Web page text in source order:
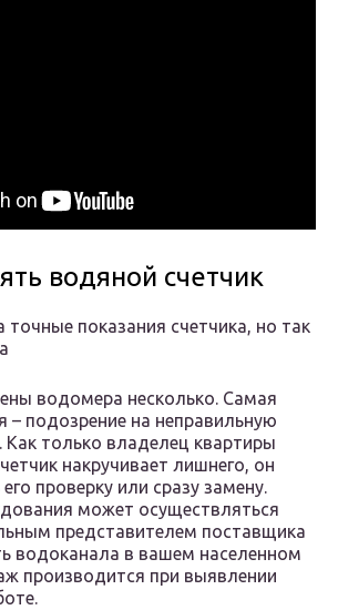
водяной счетчик
точные показания счетчика, но так
водомера несколько. Самая
– подозрение на неправильную
Как только владелец квартиры
накручивает лишнего, он
проверку или сразу замену.
может осуществляться
представителем поставщика
водоканала в вашем населенном
производится при выявлении